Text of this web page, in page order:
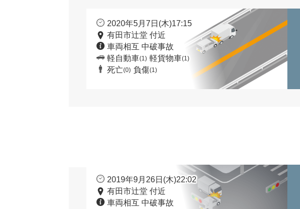
2020年5月7日(木)17:15
有田市辻堂 付近
車両相互 中破事故
軽自動車(1) 軽貨物車(1)
死亡(0) 負傷(1)
2019年9月26日(木)22:02
有田市辻堂 付近
車両相互 中破事故